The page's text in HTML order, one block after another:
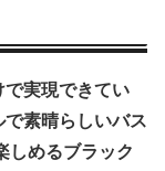
実現できてい
素晴らしいバス
しめるブラック